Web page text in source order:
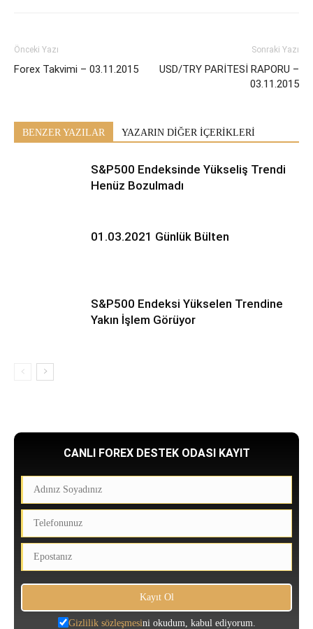
Önceki Yazı
Forex Takvimi – 03.11.2015
Sonraki Yazı
USD/TRY PARİTESİ RAPORU –
03.11.2015
BENZER YAZILAR YAZARIN DİĞER İÇERİKLERİ
S&P500 Endeksinde Yükseliş Trendi
Henüz Bozulmadı
01.03.2021 Günlük Bülten
S&P500 Endeksi Yükselen Trendine
Yakın İşlem Görüyor
CANLI FOREX DESTEK ODASI KAYIT
Gizlilik sözleşmesini okudum, kabul ediyorum.